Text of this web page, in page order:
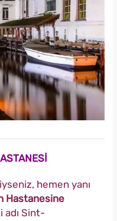
hemen yanı
Hastanesine
adı Sint-